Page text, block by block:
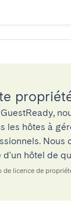
les hôtes à
Nous
d'un hôtel de
de licence de